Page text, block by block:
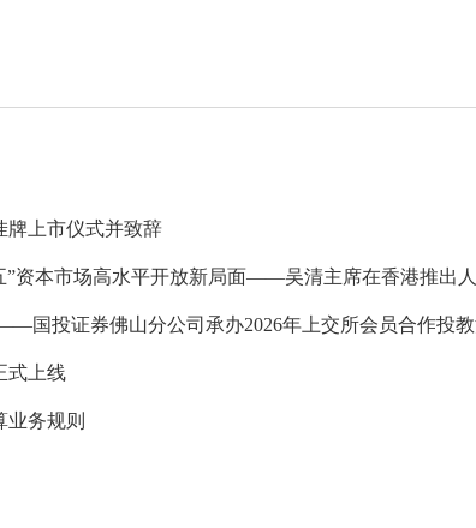
牌上市仪式并致辞
”资本市场高水平开放新局面——吴清主席在香港推出
国投证券佛山分公司承办2026年上交所会员合作投
式上线
业务规则